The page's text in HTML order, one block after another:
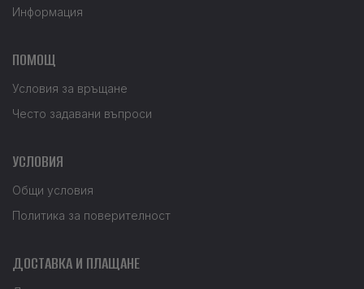
Информация
ПОМОЩ
Условия за връщане
Често задавани въпроси
УСЛОВИЯ
Общи условия
Политика за поверителност
ДОСТАВКА И ПЛАЩАНЕ